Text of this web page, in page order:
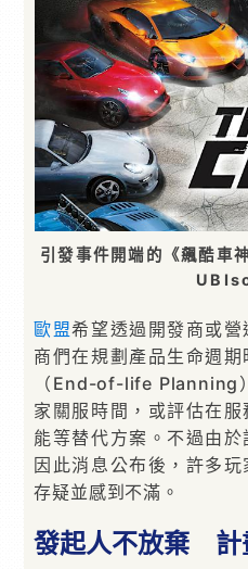
引發事件開端的《飆酷車
歐盟希望透過開發商或
商們在規劃產品生命週期
（End-of-life Planning
家關服時間，或評估在
能等替代方案。不過由於
因此消息公布後，許多
存疑並感到不滿。
發起人不放棄 計